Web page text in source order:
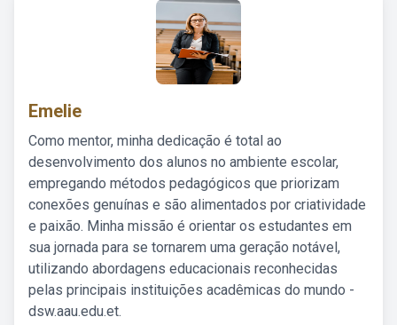
Emelie
Como mentor, minha dedicação é total ao
desenvolvimento dos alunos no ambiente escolar,
empregando métodos pedagógicos que priorizam
conexões genuínas e são alimentados por criatividade
e paixão. Minha missão é orientar os estudantes em
sua jornada para se tornarem uma geração notável,
utilizando abordagens educacionais reconhecidas
pelas principais instituições acadêmicas do mundo -
dsw.aau.edu.et.